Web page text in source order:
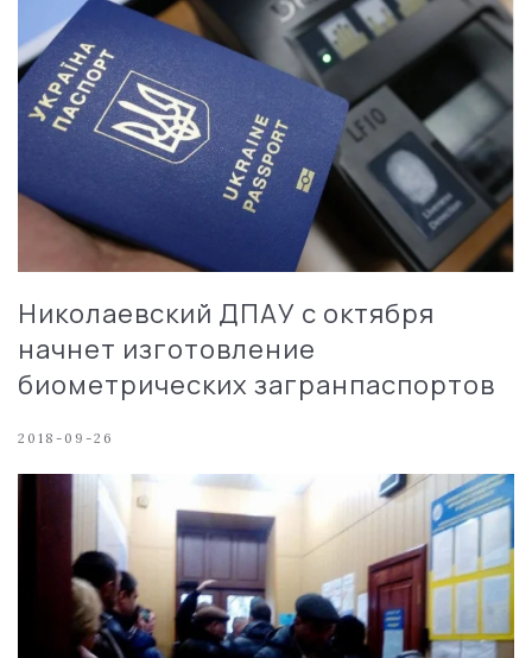
Николаевский ДПАУ с октября
начнет изготовление
биометрических загранпаспортов
2018-09-26